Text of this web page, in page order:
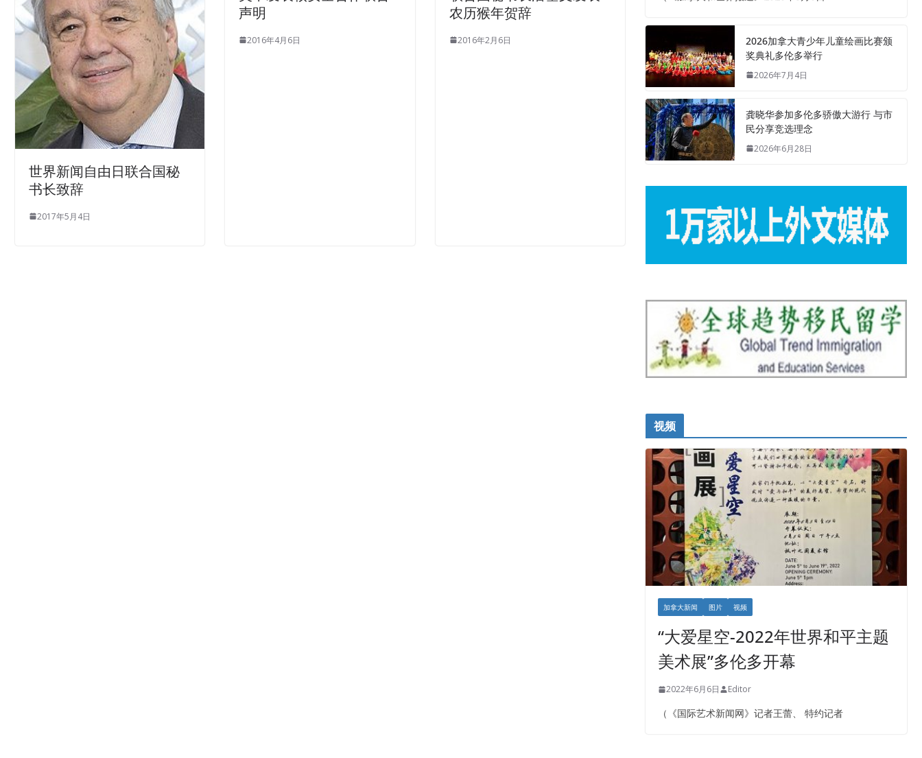
世界新闻自由日联合国秘
书长致辞
2017年5月4日
声明
2016年4月6日
农历猴年贺辞
2016年2月6日
2026加拿大青少年儿童绘画比赛颁
奖典礼多伦多举行
2026年7月4日
龚晓华参加多伦多骄傲大游行 与市
民分享竞选理念
2026年6月28日
视频
加拿大新闻 图片 视频
“大爱星空-2022年世界和平主题
美术展”多伦多开幕
2022年6月6日 Editor
（《国际艺术新闻网》记者王蕾、 特约记者